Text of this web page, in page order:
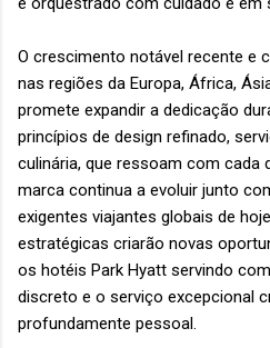
O crescimento notável recente e
nas regiões da Europa, África,
promete expandir a dedicação
princípios de design refinado,
culinária, que ressoam com cada
marca continua a evoluir junto
exigentes viajantes globais de
estratégicas criarão novas
os hotéis Park Hyatt servindo
discreto e o serviço excepcional
profundamente pessoal.